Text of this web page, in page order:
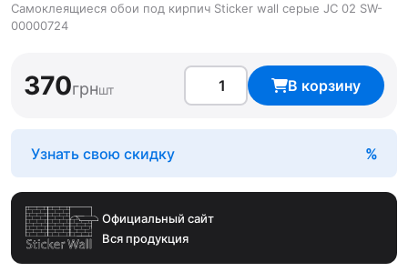
Самоклеящиеся обои под кирпич Sticker wall серые JC 02 SW-
00000724
370грншт В корзину
Узнать свою скидку
Официальный сайт
Вся продукция